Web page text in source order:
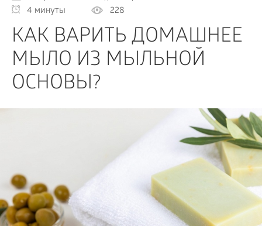
4 минуты 228
КАК ВАРИТЬ ДОМАШНЕЕ
МЫЛО ИЗ МЫЛЬНОЙ
ОСНОВЫ?
КРАСОТА
ПСИХОЛОГИЯ
ДЕТИ
ДОМ
КАК?